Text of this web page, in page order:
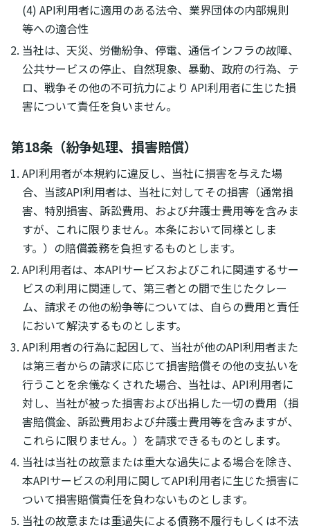
(4) API利用者に適用のある法令、業界団体の内部規則
等への適合性
当社は、天災、労働紛争、停電、通信インフラの故障、
公共サービスの停止、自然現象、暴動、政府の行為、テ
ロ、戦争その他の不可抗力により API利用者に生じた損
害について責任を負いません。
第18条（紛争処理、損害賠償）
API利用者が本規約に違反し、当社に損害を与えた場
合、当該API利用者は、当社に対してその損害（通常損
害、特別損害、訴訟費用、および弁護士費用等を含みま
すが、これに限りません。本条において同様としま
す。）の賠償義務を負担するものとします。
API利用者は、本APIサービスおよびこれに関連するサー
ビスの利用に関連して、第三者との間で生じたクレー
ム、請求その他の紛争等については、自らの費用と責任
において解決するものとします。
API利用者の行為に起因して、当社が他のAPI利用者また
は第三者からの請求に応じて損害賠償その他の支払いを
行うことを余儀なくされた場合、当社は、API利用者に
対し、当社が被った損害および出捐した一切の費用（損
害賠償金、訴訟費用および弁護士費用等を含みますが、
これらに限りません。）を請求できるものとします。
当社は当社の故意または重大な過失による場合を除き、
本APIサービスの利用に関してAPI利用者に生じた損害に
ついて損害賠償責任を負わないものとします。
当社の故意または重過失による債務不履行もしくは不法